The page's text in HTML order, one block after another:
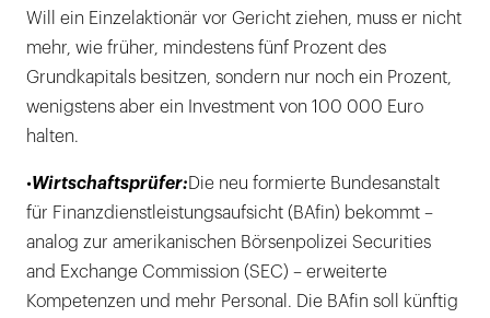
Will ein Einzelaktionär vor Gericht ziehen, muss er nicht
mehr, wie früher, mindestens fünf Prozent des
Grundkapitals besitzen, sondern nur noch ein Prozent,
wenigstens aber ein Investment von 100 000 Euro
halten.
•Wirtschaftsprüfer: Die neu formierte Bundesanstalt
für Finanzdienstleistungsaufsicht (BAfin) bekommt –
analog zur amerikanischen Börsenpolizei Securities
and Exchange Commission (SEC) – erweiterte
Kompetenzen und mehr Personal. Die BAfin soll künftig